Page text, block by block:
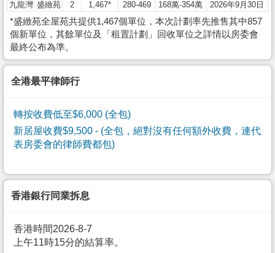
九龍灣 盛緻苑 2 1,467* 280-469 168萬-354萬 2026年9月30日
*盛緻苑全屋苑共提供1,467個單位，本次計劃率先推售其中857
個新單位，其餘單位及「租置計劃」回收單位之詳情以房委會
最終公布為準。
全港最平律師行
轉按收費低至$6,000 (全包)
新居屋收費$9,500 - (全包，絕對沒有任何額外收費，連代
表房委會的律師費都包)
香港銀行同業拆息
香港時間2026-8-7
上午11時15分的結算率。